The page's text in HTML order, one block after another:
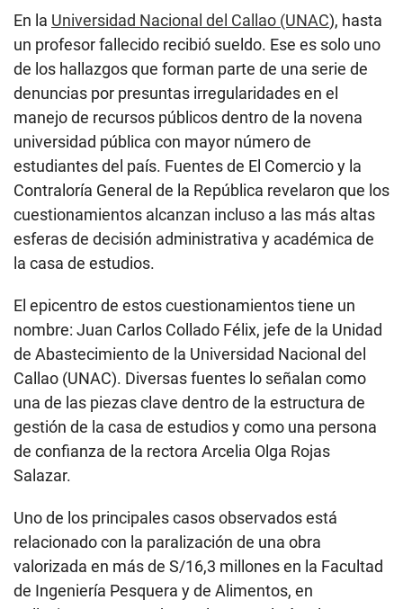
En la Universidad Nacional del Callao (UNAC), hasta
un profesor fallecido recibió sueldo. Ese es solo uno
de los hallazgos que forman parte de una serie de
denuncias por presuntas irregularidades en el
manejo de recursos públicos dentro de la novena
universidad pública con mayor número de
estudiantes del país. Fuentes de El Comercio y la
Contraloría General de la República revelaron que los
cuestionamientos alcanzan incluso a las más altas
esferas de decisión administrativa y académica de
la casa de estudios.
El epicentro de estos cuestionamientos tiene un
nombre: Juan Carlos Collado Félix, jefe de la Unidad
de Abastecimiento de la Universidad Nacional del
Callao (UNAC). Diversas fuentes lo señalan como
una de las piezas clave dentro de la estructura de
gestión de la casa de estudios y como una persona
de confianza de la rectora Arcelia Olga Rojas
Salazar.
Uno de los principales casos observados está
relacionado con la paralización de una obra
valorizada en más de S/16,3 millones en la Facultad
de Ingeniería Pesquera y de Alimentos, en